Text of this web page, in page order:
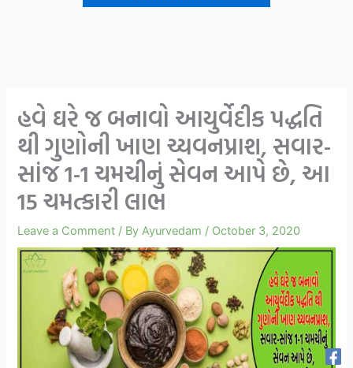
હવે ઘરે જ બનાવો આયુર્વેદીક પદ્ધતિ
થી ગુણોની ખાણ ચ્યવનપ્રાશ, સવાર-
સાંજ 1-1 ચમચીનું સેવન આપે છે, આ
15 ચમત્કારી લાભ
Leave a Comment / ByAyurvedam / October 3, 2020